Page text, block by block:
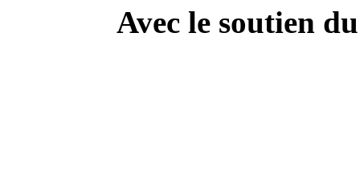
Avec le soutien